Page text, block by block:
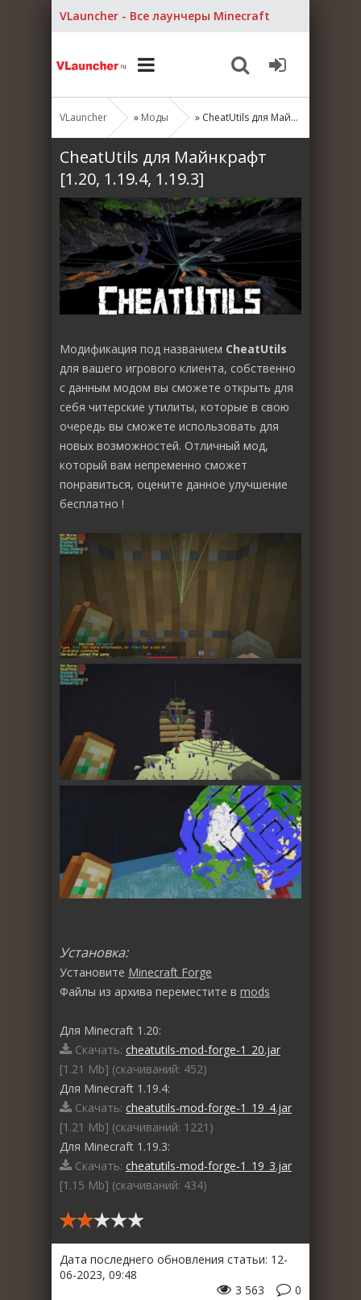
VLauncher - Все лаунчеры Minecraft
VLauncher » Моды » CheatUtils для Майнкрафт [1.20, 1.19.4, 1.19.3]
CheatUtils для Майнкрафт
[1.20, 1.19.4, 1.19.3]
Модификация под названием CheatUtils
для вашего игрового клиента, собственно
с данным модом вы сможете открыть для
себя читерские утилиты, которые в свою
очередь вы сможете использовать для
новых возможностей. Отличный мод,
который вам непременно сможет
понравиться, оцените данное улучшение
бесплатно !
Установка:
Установите Minecraft Forge
Файлы из архива переместите в mods
Для Minecraft 1.20:
Скачать: cheatutils-mod-forge-1_20.jar
[1.21 Mb] (cкачиваний: 452)
Для Minecraft 1.19.4:
Скачать: cheatutils-mod-forge-1_19_4.jar
[1.21 Mb] (cкачиваний: 1221)
Для Minecraft 1.19.3:
Скачать: cheatutils-mod-forge-1_19_3.jar
[1.15 Mb] (cкачиваний: 434)
Дата последнего обновления статьи: 12-
06-2023, 09:48
0
3 563